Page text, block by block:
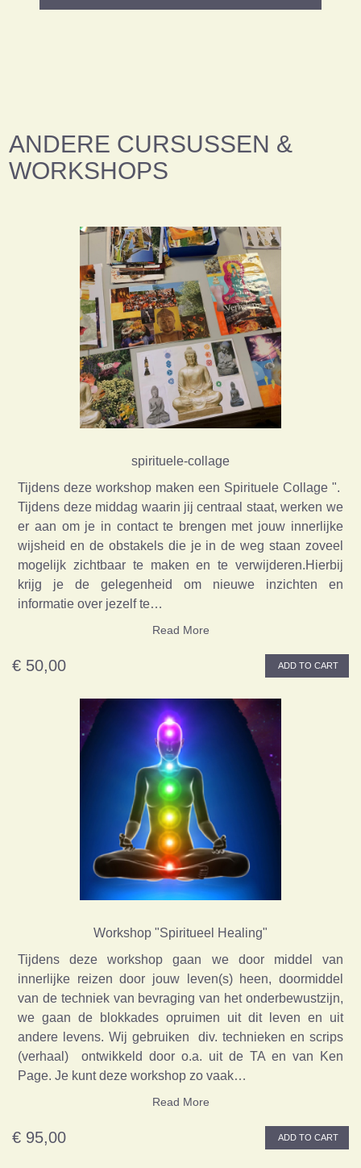
ANDERE CURSUSSEN &
WORKSHOPS
spirituele-collage
Tijdens deze workshop maken een Spirituele Collage ".
Tijdens deze middag waarin jij centraal staat, werken we
er aan om je in contact te brengen met jouw innerlijke
wijsheid en de obstakels die je in de weg staan zoveel
mogelijk zichtbaar te maken en te verwijderen.Hierbij
krijg je de gelegenheid om nieuwe inzichten en
informatie over jezelf te…
Read More
€ 50,00 ADD TO CART
Workshop "Spiritueel Healing"
Tijdens deze workshop gaan we door middel van
innerlijke reizen door jouw leven(s) heen, doormiddel
van de techniek van bevraging van het onderbewustzijn,
we gaan de blokkades opruimen uit dit leven en uit
andere levens. Wij gebruiken div. technieken en scrips
(verhaal) ontwikkeld door o.a. uit de TA en van Ken
Page. Je kunt deze workshop zo vaak…
Read More
€ 95,00 ADD TO CART